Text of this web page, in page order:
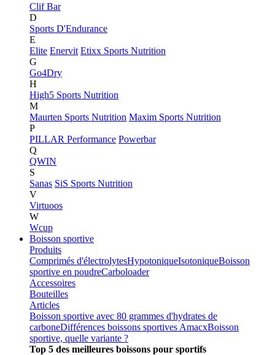
Clif Bar
D
Sports D'Endurance
E
Elite Enervit Etixx Sports Nutrition
G
Go4Dry
H
High5 Sports Nutrition
M
Maurten Sports Nutrition Maxim Sports Nutrition
P
PILLAR Performance Powerbar
Q
QWIN
S
Sanas SiS Sports Nutrition
V
Virtuoos
W
Wcup
Boisson sportive
Produits
Comprimés d'électrolytesHypotoniqueIsotoniqueBoisson
sportive en poudreCarboloader
Accessoires
Bouteilles
Articles
Boisson sportive avec 80 grammes d'hydrates de
carboneDifférences boissons sportives AmacxBoisson
sportive, quelle variante ?
Top 5 des meilleures boissons pour sportifs